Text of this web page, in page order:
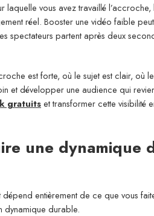
laquelle vous avez travaillé l’accroche,
réel. Booster une vidéo faible
spectateurs partent après deux
est forte, où le sujet est clair, où
et développer une audience qui
gratuitset transformer cette visibilité
une dynamique
entièrement de ce que vous
dynamique durable.